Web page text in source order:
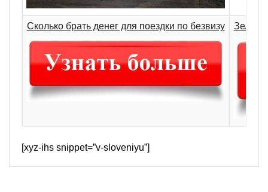
Сколько брать денег для поездки по безвизу
[xyz-ihs snippet=”v-sloveniyu”]